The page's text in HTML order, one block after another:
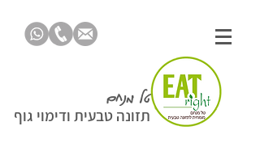
טל מנחם
תזונה טבעית ודימוי גוף